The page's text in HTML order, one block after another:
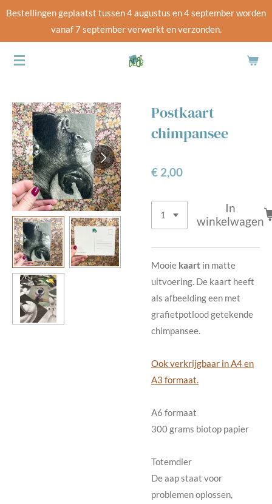
Ga
de
Bestellingen geplaatst tussen 4 augustus en 4 september worden
vanaf 7 september verwerkt en verzonden.
Postkaart
chimpansee
€ 2,00
In
winkelwagen
Mooie kaart in matte
uitvoering. De kaart heeft
als afbeelding een met
grafietpotlood getekende
chimpansee.
Ook verkrijgbaar in A4 en
A3 formaat.
A6 formaat
300 grams biotop papier
Totemdier
De aap staat voor
problemen oplossen,